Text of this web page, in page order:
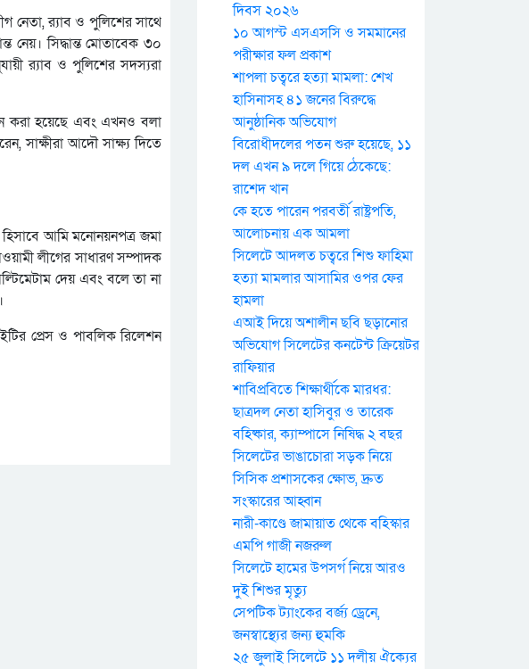
র‌্যাব ও পুলিশের সাথে
নেয়। সিদ্ধান্ত মোতাবেক ৩০
র‌্যাব ও পুলিশের সদস্যরা
করা হয়েছে এবং এখনও বলা
সাক্ষীরা আদৌ সাক্ষ্য দিতে
আমি মনোনয়নপত্র জমা
লীগের সাধারণ সম্পাদক
দেয় এবং বলে তা না
প্রেস ও পাবলিক রিলেশন
দিবস ২০২৬
১০ আগস্ট এসএসসি ও সমমানের
পরীক্ষার ফল প্রকাশ
শাপলা চত্বরে হত্যা মামলা: শেখ
হাসিনাসহ ৪১ জনের বিরুদ্ধে
আনুষ্ঠানিক অভিযোগ
বিরোধীদলের পতন শুরু হয়েছে, ১১
দল এখন ৯ দলে গিয়ে ঠেকেছে:
রাশেদ খান
কে হতে পারেন পরবর্তী রাষ্ট্রপতি,
আলোচনায় এক আমলা
সিলেটে আদলত চত্বরে শিশু ফাহিমা
হত্যা মামলার আসামির ওপর ফের
হামলা
এআই দিয়ে অশালীন ছবি ছড়ানোর
অভিযোগ সিলেটের কনটেন্ট ক্রিয়েটর
রাফিয়ার
শাবিপ্রবিতে শিক্ষার্থীকে মারধর:
ছাত্রদল নেতা হাসিবুর ও তারেক
বহিষ্কার, ক্যাম্পাসে নিষিদ্ধ ২ বছর
সিলেটের ভাঙাচোরা সড়ক নিয়ে
সিসিক প্রশাসকের ক্ষোভ, দ্রুত
সংস্কারের আহ্বান
নারী-কাণ্ডে জামায়াত থেকে বহিস্কার
এমপি গাজী নজরুল
সিলেটে হামের উপসর্গ নিয়ে আরও
দুই শিশুর মৃত্যু
সেপটিক ট্যাংকের বর্জ্য ড্রেনে,
জনস্বাস্থ্যের জন্য হুমকি
২৫ জুলাই সিলেটে ১১ দলীয় ঐক্যের